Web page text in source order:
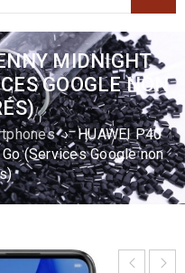
MIDNIGHT
GOOGLE NON
› HUAWEI P40
(Services Google non